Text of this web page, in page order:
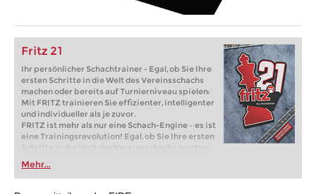
Fritz 21
Ihr persönlicher Schachtrainer - Egal, ob Sie Ihre
ersten Schritte in die Welt des Vereinsschachs
machen oder bereits auf Turnierniveau spielen:
Mit FRITZ trainieren Sie effizienter, intelligenter
und individueller als je zuvor.
FRITZ ist mehr als nur eine Schach-Engine – es ist
eine Trainingsrevolution! Egal, ob Sie Ihre ersten
Schritte in die Welt des Vereinsschachs machen
oder bereits auf Turnierniveau spielen: Mit
FRITZ trainieren Sie effizienter, intelligenter und
individueller als je zuvor.
Mehr...